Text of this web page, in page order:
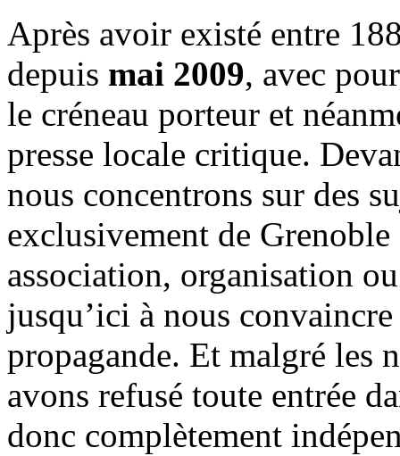
Après avoir existé entre
depuis mai 2009, avec
le créneau porteur et
presse locale critique.
nous concentrons sur des
exclusivement de
association, organisation
jusqu’ici à nous
propagande. Et malgré les
avons refusé toute entrée
donc complètement